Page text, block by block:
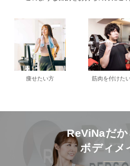
痩せたい方 筋肉を付けた
ReViNaだか
ボディメ